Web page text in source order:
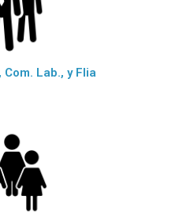
Lab., y Flia